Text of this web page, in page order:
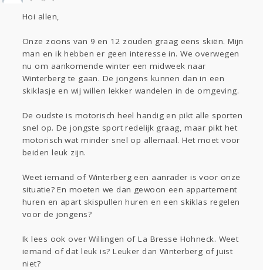
Gevraagd
Hoi allen,
Onze zoons van 9 en 12 zouden graag eens skiën. Mijn
man en ik hebben er geen interesse in. We overwegen
nu om aankomende winter een midweek naar
Winterberg te gaan. De jongens kunnen dan in een
skiklasje en wij willen lekker wandelen in de omgeving.
De oudste is motorisch heel handig en pikt alle sporten
snel op. De jongste sport redelijk graag, maar pikt het
motorisch wat minder snel op allemaal. Het moet voor
beiden leuk zijn.
Weet iemand of Winterberg een aanrader is voor onze
situatie? En moeten we dan gewoon een appartement
huren en apart skispullen huren en een skiklas regelen
voor de jongens?
Ik lees ook over Willingen of La Bresse Hohneck. Weet
iemand of dat leuk is? Leuker dan Winterberg of juist
niet?